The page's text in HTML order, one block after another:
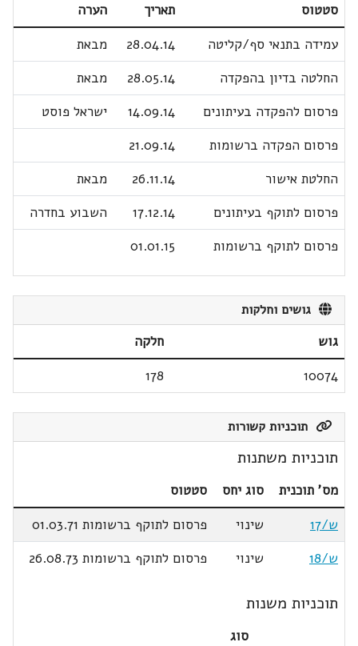
סטטוס תאריך
הערה
עמידה בתנאי סף/קליטה
28.04.14
מבאת
החלטה בדיון בהפקדה
28.05.14
מבאת
פרסום להפקדה בעיתונים
14.09.14
ישראל פוסט
פרסום הפקדה ברשומות
21.09.14
החלטת אישור
26.11.14
מבאת
פרסום לתוקף בעיתונים
17.12.14
השבוע בחדרה
פרסום לתוקף ברשומות
01.01.15
גושים וחלקות
גוש
חלקה
10074
178
תוכניות קשורות
תוכניות משתנות
מס' תוכנית סוג יחס
סטטוס
ש/17
שינוי
פרסום לתוקף ברשומות 01.03.71
ש/18
שינוי פרסום לתוקף ברשומות 26.08.73
תוכניות משנות
סוג